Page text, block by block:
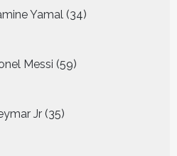
Yamal 34
producten
Messi 59
producten
Jr 35
producten